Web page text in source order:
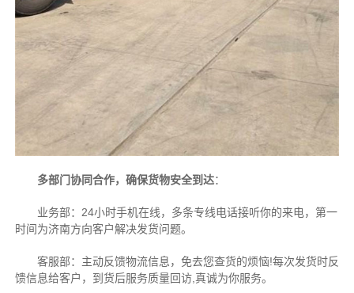
多部门协同合作，确保货物安全到达：
业务部：24小时手机在线，多条专线电话接听你的来电，第一
时间为济南方向客户解决发货问题。
客服部：主动反馈物流信息，免去您查货的烦恼!每次发货时反
馈信息给客户，到货后服务质量回访,真诚为你服务。